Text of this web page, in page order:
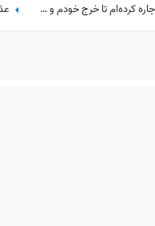
عابدزاده: من یک مغازه ساندویچی 40 متری اجاره کرده‌ام تا خرج خودم و بچه ها را بدهم، سرپرستی 50 تا بچه را در بهزیستی بر عهده دارم و...